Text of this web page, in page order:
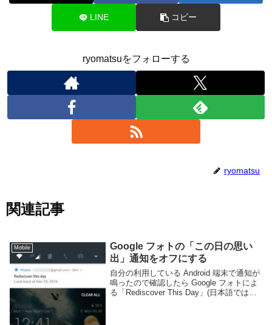
LINE コピー
ryomatsuをフォローする
ryomatsu
関連記事
Mobile
Google フォトの「この日の思い
出」通知をオフにする
自分の利用している Android 端末で通知が
鳴ったので確認したら Google フォトによ
る「Rediscover This Day」(日本語では